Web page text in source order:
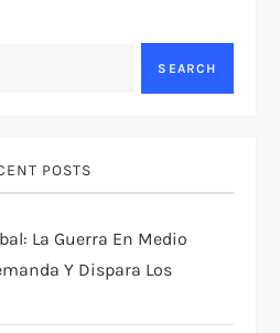
SEARCH
POSTS
La Guerra En Medio
Y Dispara Los